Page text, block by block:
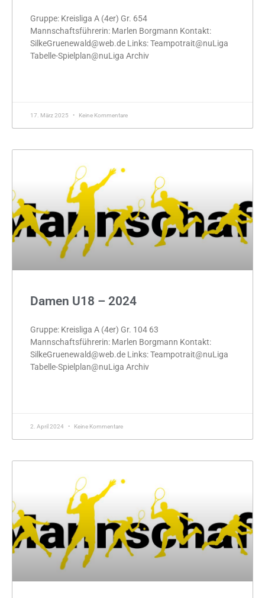
Gruppe: Kreisliga A (4er) Gr. 654
Mannschaftsführerin: Marlen Borgmann Kontakt:
SilkeGruenewald@web.de Links: Teampotrait@nuLiga
Tabelle-Spielplan@nuLiga Archiv
17. März 2025 Keine Kommentare
Damen U18 – 2024
Gruppe: Kreisliga A (4er) Gr. 104 63
Mannschaftsführerin: Marlen Borgmann Kontakt:
SilkeGruenewald@web.de Links: Teampotrait@nuLiga
Tabelle-Spielplan@nuLiga Archiv
2. April 2024 Keine Kommentare